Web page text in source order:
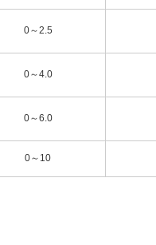
圧力測定に使用してください。変
測定に使用してください。
零（大気圧）とした後、慎重に
。
は、接着剤で接着するなどの手
0～2.5
0～4.0
0～6.0
0～10